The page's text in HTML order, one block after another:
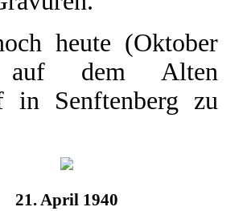
heute (Oktober
auf dem Alten
in Senftenberg zu
21. April 1940